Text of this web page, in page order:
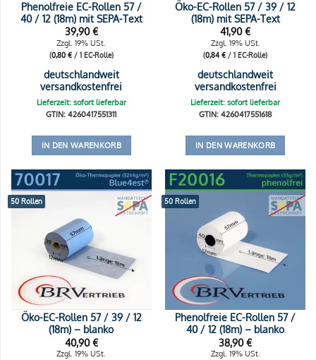
Phenolfreie EC-Rollen 57 /
40 / 12 (18m) mit SEPA-Text
39,90€
Zzgl. 19% USt.
(0,80 €/ 1 EC-Rolle)
deutschlandweit
versandkostenfrei
Lieferzeit: sofort lieferbar
GTIN: 4260417551311
IN DEN WARENKORB
Öko-EC-Rollen 57 / 39 / 12
(18m) mit SEPA-Text
41,90€
Zzgl. 19% USt.
(0,84€ / 1 EC-Rolle)
deutschlandweit
versandkostenfrei
Lieferzeit: sofort lieferbar
GTIN: 4260417551618
IN DEN WARENKORB
50 Rollen
Öko-EC-Rollen 57 / 39 / 12
(18m) – blanko
40,90€
Zzgl. 19% USt.
50 Rollen
Phenolfreie EC-Rollen 57 /
40 / 12 (18m) – blanko
38,90€
Zzgl. 19% USt.